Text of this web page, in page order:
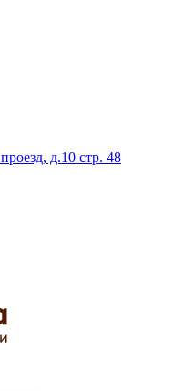
д.10 стр. 48